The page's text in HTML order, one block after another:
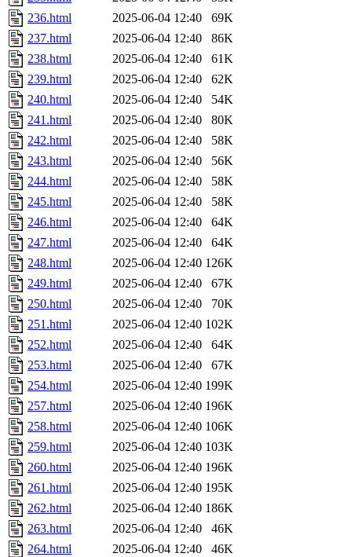
236.html
2025-06-04 12:40
69K
237.html
2025-06-04 12:40
86K
238.html
2025-06-04 12:40
61K
239.html
2025-06-04 12:40
62K
240.html
2025-06-04 12:40
54K
241.html
2025-06-04 12:40
80K
242.html
2025-06-04 12:40
58K
243.html
2025-06-04 12:40
56K
244.html
2025-06-04 12:40
58K
245.html
2025-06-04 12:40
58K
246.html
2025-06-04 12:40
64K
247.html
2025-06-04 12:40
64K
248.html
2025-06-04 12:40 126K
249.html
2025-06-04 12:40
67K
250.html
2025-06-04 12:40
70K
251.html
2025-06-04 12:40 102K
252.html
2025-06-04 12:40
64K
253.html
2025-06-04 12:40
67K
254.html
2025-06-04 12:40 199K
257.html
2025-06-04 12:40 196K
258.html
2025-06-04 12:40 106K
259.html
2025-06-04 12:40 103K
260.html
2025-06-04 12:40 196K
261.html
2025-06-04 12:40 195K
262.html
2025-06-04 12:40 186K
263.html
2025-06-04 12:40
46K
264.html
2025-06-04 12:40
46K